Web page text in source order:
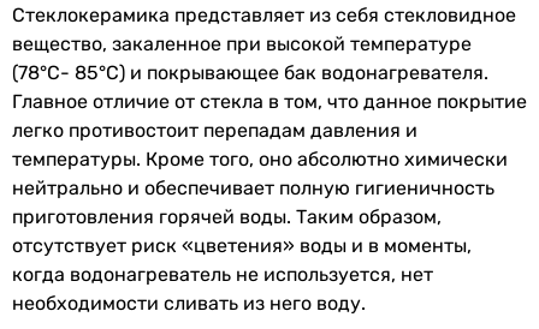
95 л
95 л
Форма бойлера
цилиндрический
цилиндрический
цилиндрический
анода
магниевый (пассивный) анод
Тип бойлера электрический
Производство Болгария
Физические характеристики
Высота 931 мм
Стеклокерамика представляет из себя стекловидное
вещество, закаленное при высокой температуре
(78°С- 85°С) и покрывающее бак водонагревателя.
Главное отличие от стекла в том, что данное покрытие
легко противостоит перепадам давления и
температуры. Кроме того, оно абсолютно химически
нейтрально и обеспечивает полную гигиеничность
приготовления горячей воды. Таким образом,
отсутствует риск «цветения» воды и в моменты,
когда водонагреватель не используется, нет
необходимости сливать из него воду.